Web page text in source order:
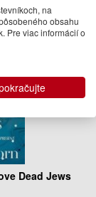
Dead Jews
na
obsahu
Pre viac informácií o